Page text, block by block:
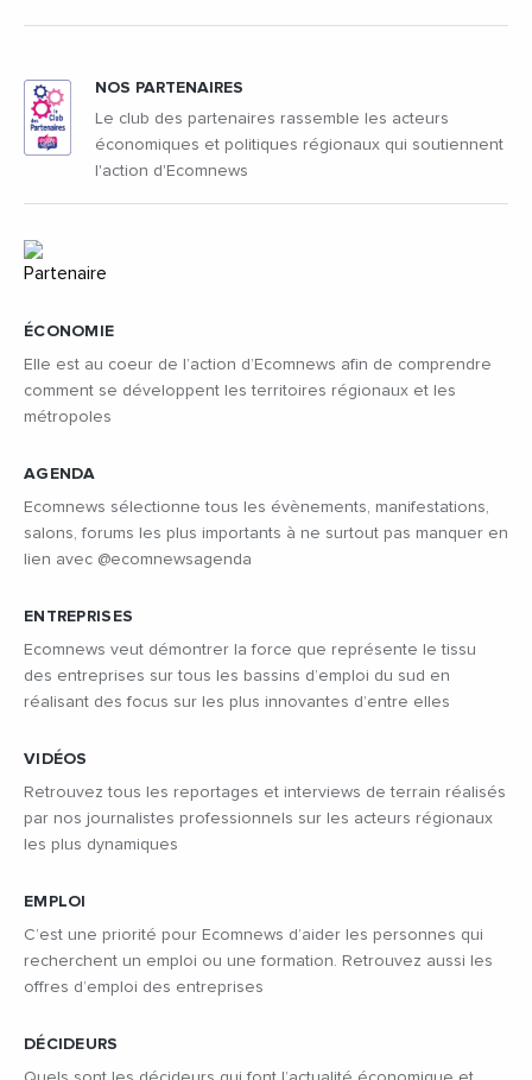
ÉCONOMIE
Elle est au coeur de l’action d’Ecomnews afin de comprendre
comment se développent les territoires régionaux et les
métropoles
AGENDA
Ecomnews sélectionne tous les évènements, manifestations,
salons, forums les plus importants à ne surtout pas manquer en
lien avec @ecomnewsagenda
ENTREPRISES
Ecomnews veut démontrer la force que représente le tissu
des entreprises sur tous les bassins d’emploi du sud en
réalisant des focus sur les plus innovantes d’entre elles
VIDÉOS
Retrouvez tous les reportages et interviews de terrain réalisés
par nos journalistes professionnels sur les acteurs régionaux
les plus dynamiques
EMPLOI
C’est une priorité pour Ecomnews d’aider les personnes qui
recherchent un emploi ou une formation. Retrouvez aussi les
offres d’emploi des entreprises
DÉCIDEURS
NOS PARTENAIRES
Le club des partenaires rassemble les acteurs
économiques et politiques régionaux qui soutiennent
l'action d'Ecomnews